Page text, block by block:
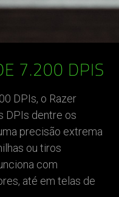
7.200 DPIS
DPIs, o Razer
DPIs dentre os
precisão extrema
ou tiros
com
até em telas de